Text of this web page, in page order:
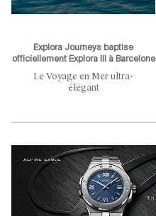
Explora Journeys baptise
officiellement Explora III à Barcelone
Le Voyage en Mer ultra-
élégant